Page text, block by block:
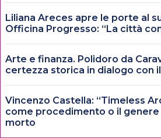
Liliana Areces apre le porte al
Officina Progresso: “La città
Arte e finanza. Polidoro da
certezza storica in dialogo con
Vincenzo Castella: “Timeless
come procedimento o il
morto